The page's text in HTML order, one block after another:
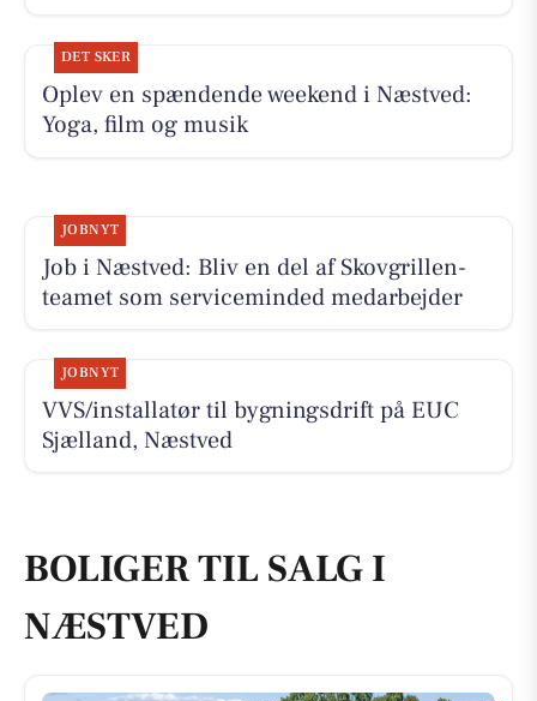
DET SKER
Oplev en spændende weekend i Næstved:
Yoga, film og musik
JOBNYT
Job i Næstved: Bliv en del af Skovgrillen-
teamet som serviceminded medarbejder
JOBNYT
VVS/installatør til bygningsdrift på EUC
Sjælland, Næstved
BOLIGER TIL SALG I
NÆSTVED